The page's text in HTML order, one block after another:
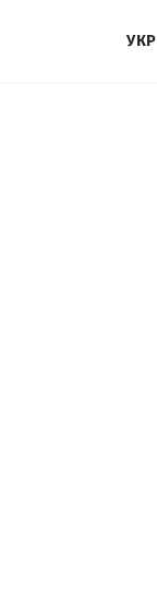
УКР